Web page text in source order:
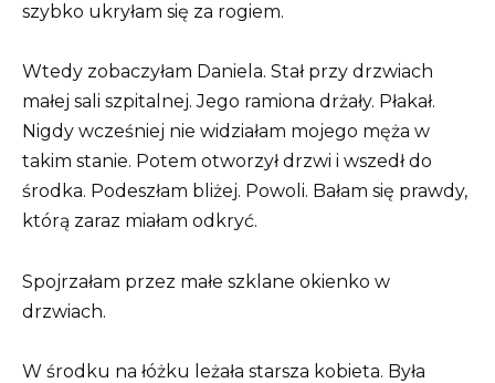
szybko ukryłam się za rogiem.
Wtedy zobaczyłam Daniela. Stał przy drzwiach
małej sali szpitalnej. Jego ramiona drżały. Płakał.
Nigdy wcześniej nie widziałam mojego męża w
takim stanie. Potem otworzył drzwi i wszedł do
środka. Podeszłam bliżej. Powoli. Bałam się prawdy,
którą zaraz miałam odkryć.
Spojrzałam przez małe szklane okienko w
drzwiach.
W środku na łóżku leżała starsza kobieta. Była